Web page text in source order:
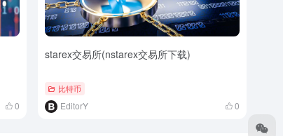
0
starex交易所(nstarex交易所下载)
比特币
EditorY 0